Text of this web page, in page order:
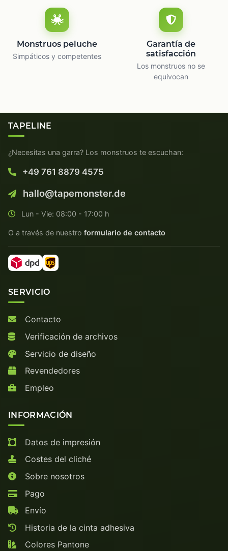
Monstruos peluche
Simpáticos y competentes
Garantía de
satisfacción
Los monstruos no se
equivocan
TAPELINE
¿Necesitas una garra? Los monstruos te escuchan:
+49 761 8879 4575
hallo@tapemonster.de
Lun - Vie: 08:00 - 17:00 h
O a través de nuestro formulario de contacto
SERVICIO
Contacto
Verificación de archivos
Servicio de diseño
Revendedores
Empleo
INFORMACIÓN
Datos de impresión
Costes del cliché
Sobre nosotros
Pago
Envío
Historia de la cinta adhesiva
Colores Pantone